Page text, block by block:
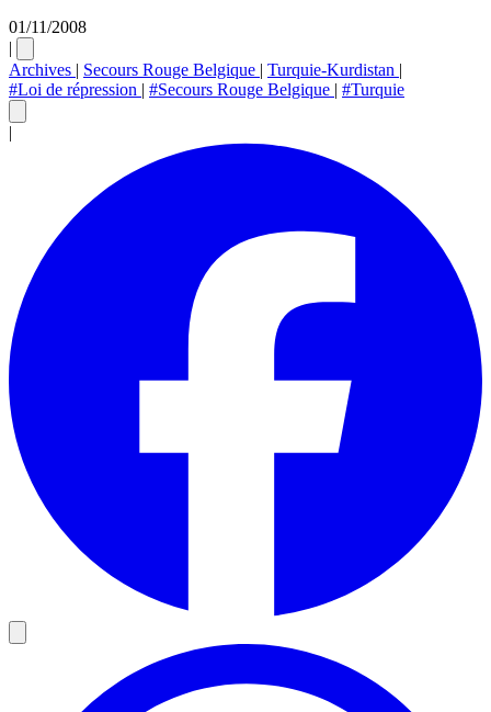
01/11/2008
|
Archives | Secours Rouge Belgique | Turquie-Kurdistan |
#Loi de répression | #Secours Rouge Belgique | #Turquie
|